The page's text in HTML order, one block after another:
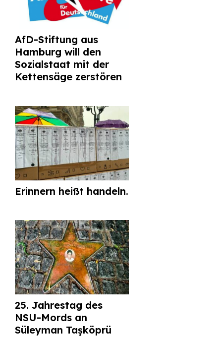
AfD-Stiftung aus
Hamburg will den
Sozialstaat mit der
Kettensäge zerstören
Erinnern heißt handeln.
25. Jahrestag des
NSU-Mords an
Süleyman Taşköprü